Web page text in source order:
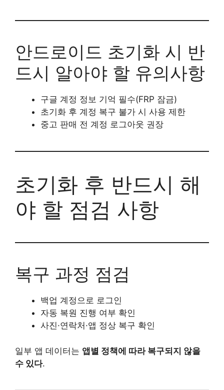
안드로이드 초기화 시 반
드시 알아야 할 유의사항
구글 계정 정보 기억 필수(FRP 잠금)
초기화 후 계정 복구 불가 시 사용 제한
중고 판매 전 계정 로그아웃 권장
초기화 후 반드시 해
야 할 점검 사항
복구 과정 점검
백업 계정으로 로그인
자동 복원 진행 여부 확인
사진·연락처·앱 정상 복구 확인
일부 앱 데이터는 앱별 정책에 따라 복구되지 않을
수 있다.